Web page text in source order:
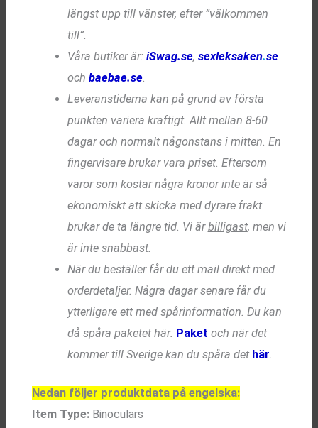
längst upp till vänster, efter ”välkommen
till”.
Våra butiker är: iSwag.se, sexleksaken.se
och baebae.se.
Leveranstiderna kan på grund av första
punkten variera kraftigt. Allt mellan 8-60
dagar och normalt någonstans i mitten. En
fingervisare brukar vara priset. Eftersom
varor som kostar några kronor inte är så
ekonomiskt att skicka med dyrare frakt
brukar de ta längre tid. Vi ärbilligast, men vi
ärintesnabbast.
När du beställer får du ett mail direkt med
orderdetaljer. Några dagar senare får du
ytterligare ett med spårinformation. Du kan
då spåra paketet här: Paket och när det
kommer till Sverige kan du spåra det här
Nedan följer produktdata på engelska:
Item Type: Binoculars